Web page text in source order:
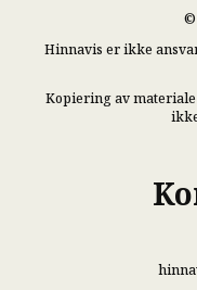
©
Hinnavis er ikke
Kopiering av